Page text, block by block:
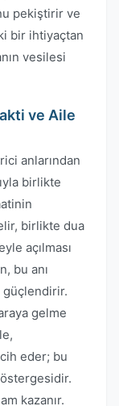
pekiştirir ve
bir ihtiyaçtan
vesilesi
ve Aile
anlarından
birlikte
birlikte dua
açılması
bu anı
güçlendirir.
gelme
eder; bu
kazanır.